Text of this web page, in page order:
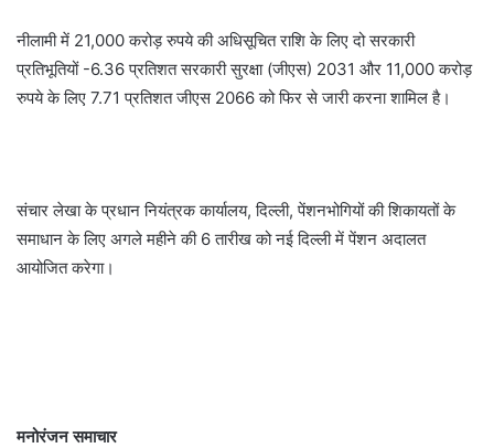
नीलामी में 21,000 करोड़ रुपये की अधिसूचित राशि के लिए दो सरकारी
प्रतिभूतियों -6.36 प्रतिशत सरकारी सुरक्षा (जीएस) 2031 और 11,000 करोड़
रुपये के लिए 7.71 प्रतिशत जीएस 2066 को फिर से जारी करना शामिल है।
संचार लेखा के प्रधान नियंत्रक कार्यालय, दिल्ली, पेंशनभोगियों की शिकायतों के
समाधान के लिए अगले महीने की 6 तारीख को नई दिल्ली में पेंशन अदालत
आयोजित करेगा।
मनोरंजन समाचार